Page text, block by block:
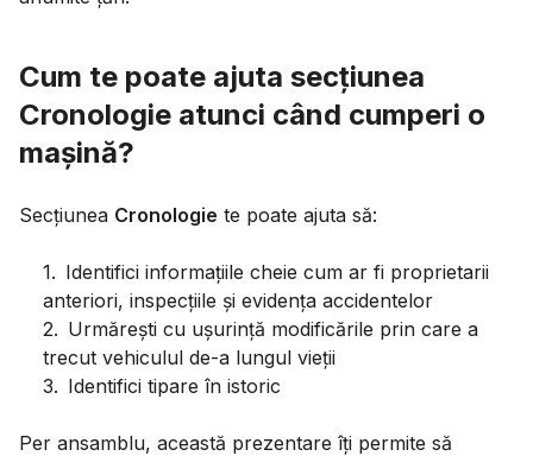
Cum te poate ajuta secțiunea
Cronologie atunci când cumperi o
mașină?
Secțiunea Cronologie te poate ajuta să:
1. Identifici informațiile cheie cum ar fi proprietarii
anteriori, inspecțiile și evidența accidentelor
2. Urmărești cu ușurință modificările prin care a
trecut vehiculul de-a lungul vieții
3. Identifici tipare în istoric
Per ansamblu, această prezentare îți permite să